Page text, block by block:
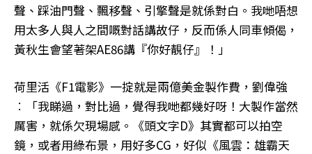
聲、踩油門聲、飄移聲、引擎聲是就係對白。我哋唔想
用太多人與人之間嘅對話講故仔，反而係人同車傾偈，
黃秋生會望著架AE86講『你好靚仔』！」
荷里活《F1電影》一掟就是兩億美金製作費，劉偉強
︰「我睇過，對比過，覺得我哋都幾好呀！大製作當然
厲害，就係欠現場感。《頭文字D》其實都可以拍空
鏡，或者用綠布景，用好多CG，好似《風雲：雄霸天